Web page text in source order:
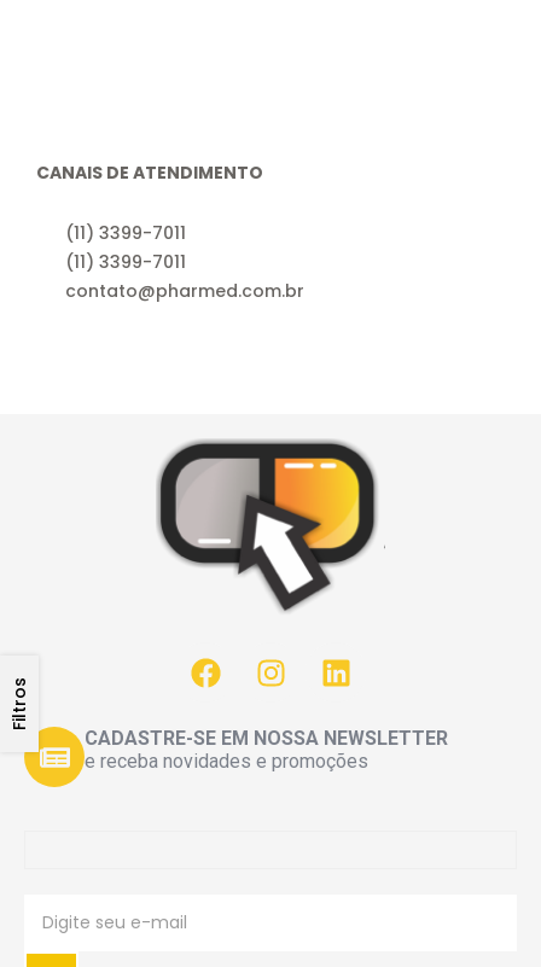
Filtros
CANAIS DE ATENDIMENTO
(11) 3399-7011
(11) 3399-7011
contato@pharmed.com.br
CADASTRE-SE EM NOSSA NEWSLETTER
e receba novidades e promoções